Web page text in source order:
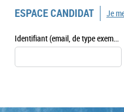
ESPACE CANDIDAT
Identifiant (email, de type exemple@exemple.fr)
Je